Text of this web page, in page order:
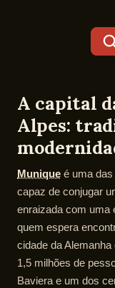
A capital
Alpes:
Munique é uma
capaz de conjugar
enraizada com uma
quem espera
cidade da
1,5 milhões de
Baviera e um dos